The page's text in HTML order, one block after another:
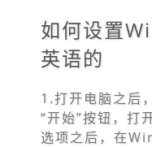
如何设置
英语的
1.打开电脑之后
“开始”按钮，打
选项之后，在